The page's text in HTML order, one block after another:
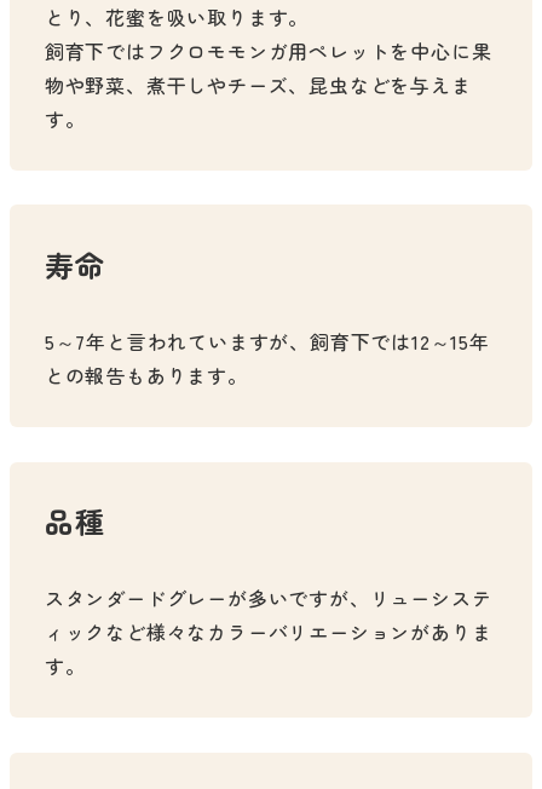
とり、花蜜を吸い取ります。
飼育下ではフクロモモンガ用ペレットを中心に果
物や野菜、煮干しやチーズ、昆虫などを与えま
す。
寿命
5～7年と言われていますが、飼育下では12～15年
との報告もあります。
品種
スタンダードグレーが多いですが、リューシステ
ィックなど様々なカラーバリエーションがありま
す。